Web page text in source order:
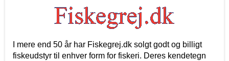
I mere end 50 år har Fiskegrej.dk solgt godt og billigt
fiskeudstyr til enhver form for fiskeri. Deres kendetegn